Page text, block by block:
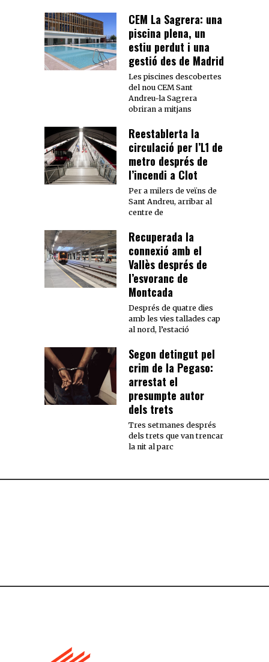
CEM La Sagrera: una
piscina plena, un
estiu perdut i una
gestió des de Madrid
Les piscines descobertes
del nou CEM Sant
Andreu-la Sagrera
obriran a mitjans
Reestablerta la
circulació per l’L1 de
metro després de
l’incendi a Clot
Per a milers de veïns de
Sant Andreu, arribar al
centre de
Recuperada la
connexió amb el
Vallès després de
l’esvoranc de
Montcada
Després de quatre dies
amb les vies tallades cap
al nord, l’estació
Segon detingut pel
crim de la Pegaso:
arrestat el
presumpte autor
dels trets
Tres setmanes després
dels trets que van trencar
la nit al parc